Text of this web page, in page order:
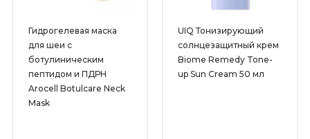
Гидрогелевая маска
для шеи с
ботулиническим
пептидом и ПДРН
Arocell Botulcare Neck
Mask
UIQ Тонизирующий
солнцезащитный крем
Biome Remedy Tone-
up Sun Cream 50 мл